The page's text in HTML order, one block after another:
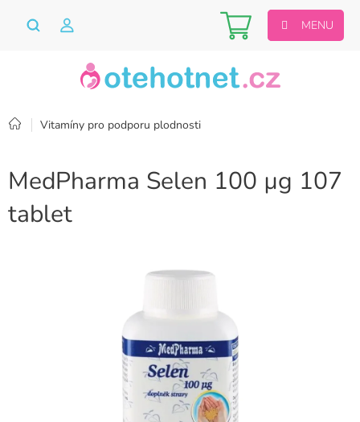
Nákupní
košík
Domů
Vitamíny pro podporu plodnosti
MedPharma Selen 100 µg 107
tablet